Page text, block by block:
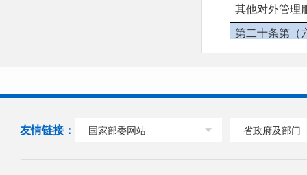
其他对外管理
第二十条第（
行政处罚
第二十条第（
友情链接： 国家部委网站 省政府及部门